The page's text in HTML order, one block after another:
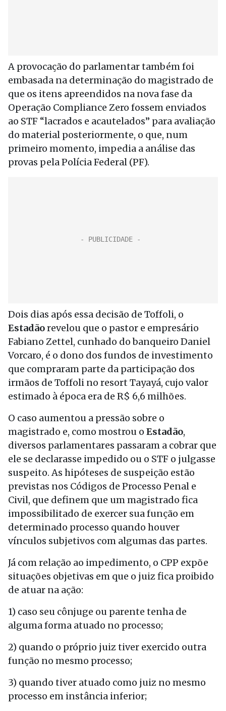
A provocação do parlamentar também foi
embasada na determinação do magistrado de
que os itens apreendidos na nova fase da
Operação Compliance Zero fossem enviados
ao STF “lacrados e acautelados” para avaliação
do material posteriormente, o que, num
primeiro momento, impedia a análise das
provas pela Polícia Federal (PF).
Dois dias após essa decisão de Toffoli, o
Estadãorevelou que o pastor e empresário
Fabiano Zettel, cunhado do banqueiro Daniel
Vorcaro, é o dono dos fundos de investimento
que compraram parte da participação dos
irmãos de Toffoli no resort Tayayá, cujo valor
estimado à época era de R$ 6,6 milhões.
O caso aumentou a pressão sobre o
magistrado e, como mostrou o Estadão,
diversos parlamentares passaram a cobrar que
ele se declarasse impedido ou o STF o julgasse
suspeito. As hipóteses de suspeição estão
previstas nos Códigos de Processo Penal e
Civil, que definem que um magistrado fica
impossibilitado de exercer sua função em
determinado processo quando houver
vínculos subjetivos com algumas das partes.
Já com relação ao impedimento, o CPP expõe
situações objetivas em que o juiz fica proibido
de atuar na ação:
1) caso seu cônjuge ou parente tenha de
alguma forma atuado no processo;
2) quando o próprio juiz tiver exercido outra
função no mesmo processo;
3) quando tiver atuado como juiz no mesmo
processo em instância inferior;